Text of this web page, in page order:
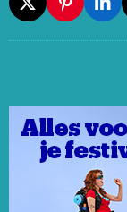
X
P
I
N
E
S
T
L
I
N
I
N